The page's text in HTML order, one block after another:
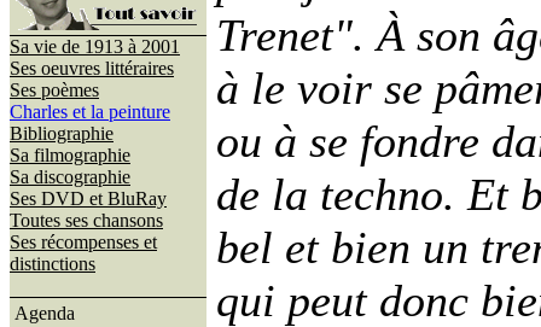
Sa vie de 1913 à 2001
Ses oeuvres littéraires
Ses poèmes
Charles et la peinture
Bibliographie
Sa filmographie
Sa discographie
Ses DVD et BluRay
Toutes ses chansons
Ses récompenses et
distinctions
Agenda
Trenet". À son
à le voir se
ou à se fondre
de la techno. Et
bel et bien un
qui peut donc